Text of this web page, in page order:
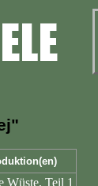
Wüste, Teil 1